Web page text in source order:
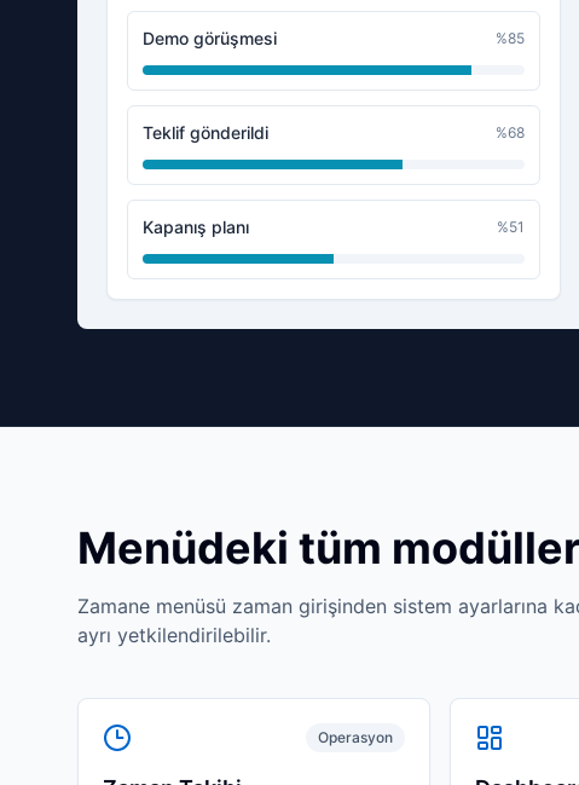
Demo görüşmesi %85
Teklif gönderildi %68
Kapanış planı %51
Menüdeki tüm modüller
Zamane menüsü zaman girişinden sistem ayarlarına
ayrı yetkilendirilebilir.
Operasyon